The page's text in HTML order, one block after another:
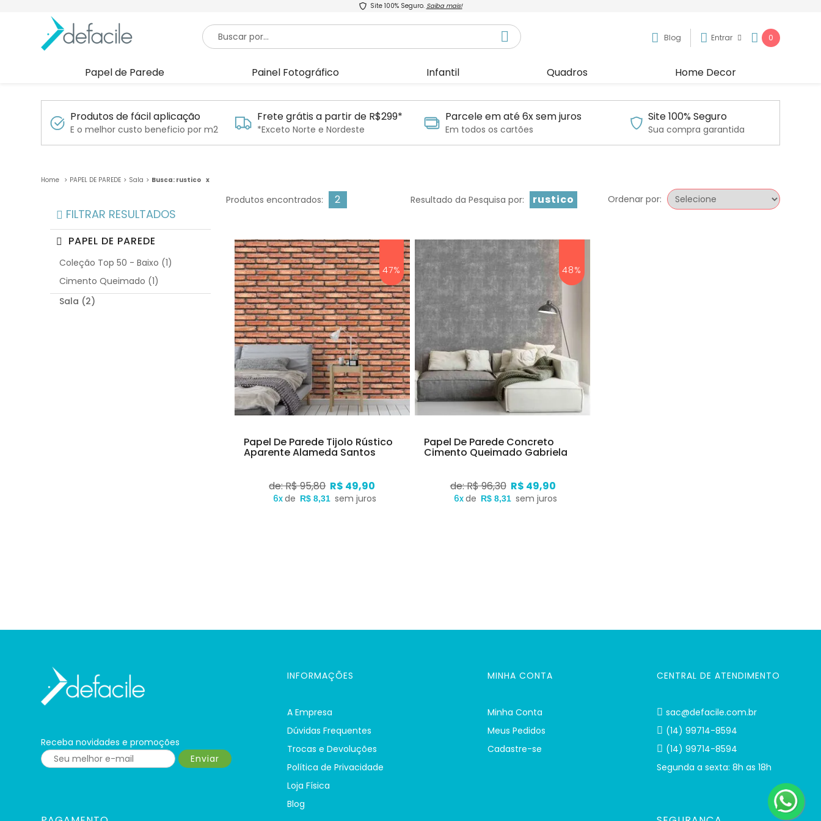
Site 100% Seguro. Saiba mais!
Blog Entrar 0
Papel de Parede Painel Fotográfico Infantil Quadros Home Decor
Produtos de fácil aplicação
E o melhor custo beneficio por m2
Frete grátis a partir de R$299*
*Exceto Norte e Nordeste
Parcele em até 6x sem juros
Em todos os cartões
Site 100% Seguro
Sua compra garantida
PAPEL DE PAREDE Sala Busca: rustico x
Produtos encontrados: 2 Resultado da Pesquisa por: rustico Ordenar por:
47%
Papel De Parede Tijolo Rústico
Aparente Alameda Santos
de: R$ 95,80 R$ 49,90
6xde R$ 8,31 sem juros
48%
Papel De Parede Concreto
Cimento Queimado Gabriela
de: R$ 96,30 R$ 49,90
6xde R$ 8,31 sem juros
FILTRAR RESULTADOS
PAPEL DE PAREDE
Coleção Top 50 - Baixo (1)
Cimento Queimado (1)
Sala (2)
Receba novidades e promoções
Enviar
INFORMAÇÕES
A Empresa
Dúvidas Frequentes
Trocas e Devoluções
Política de Privacidade
Loja Física
Blog
MINHA CONTA
Minha Conta
Meus Pedidos
Cadastre-se
CENTRAL DE ATENDIMENTO
sac@defacile.com.br
(14) 99714-8594
(14) 99714-8594
Segunda a sexta: 8h as 18h